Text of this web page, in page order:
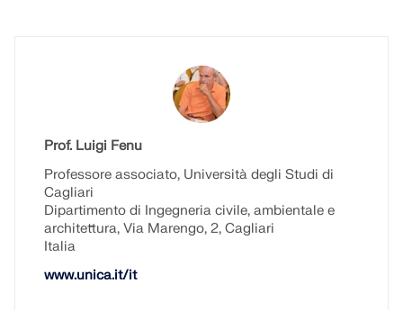
Prof. Luigi Fenu
Professore associato, Università degli Studi di
Cagliari
Dipartimento di Ingegneria civile, ambientale e
architettura, Via Marengo, 2, Cagliari
Italia
www.unica.it/it